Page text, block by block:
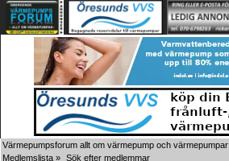
Värmepumpsforum allt om värmepump och värmepumpar
Medlemslista » Sök efter medlemmar